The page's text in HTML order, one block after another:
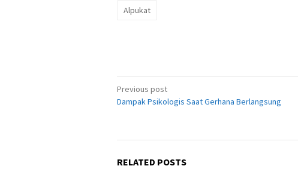
Alpukat
Post
navigation
Previous post
Dampak Psikologis Saat Gerhana Berlangsung
RELATED POSTS